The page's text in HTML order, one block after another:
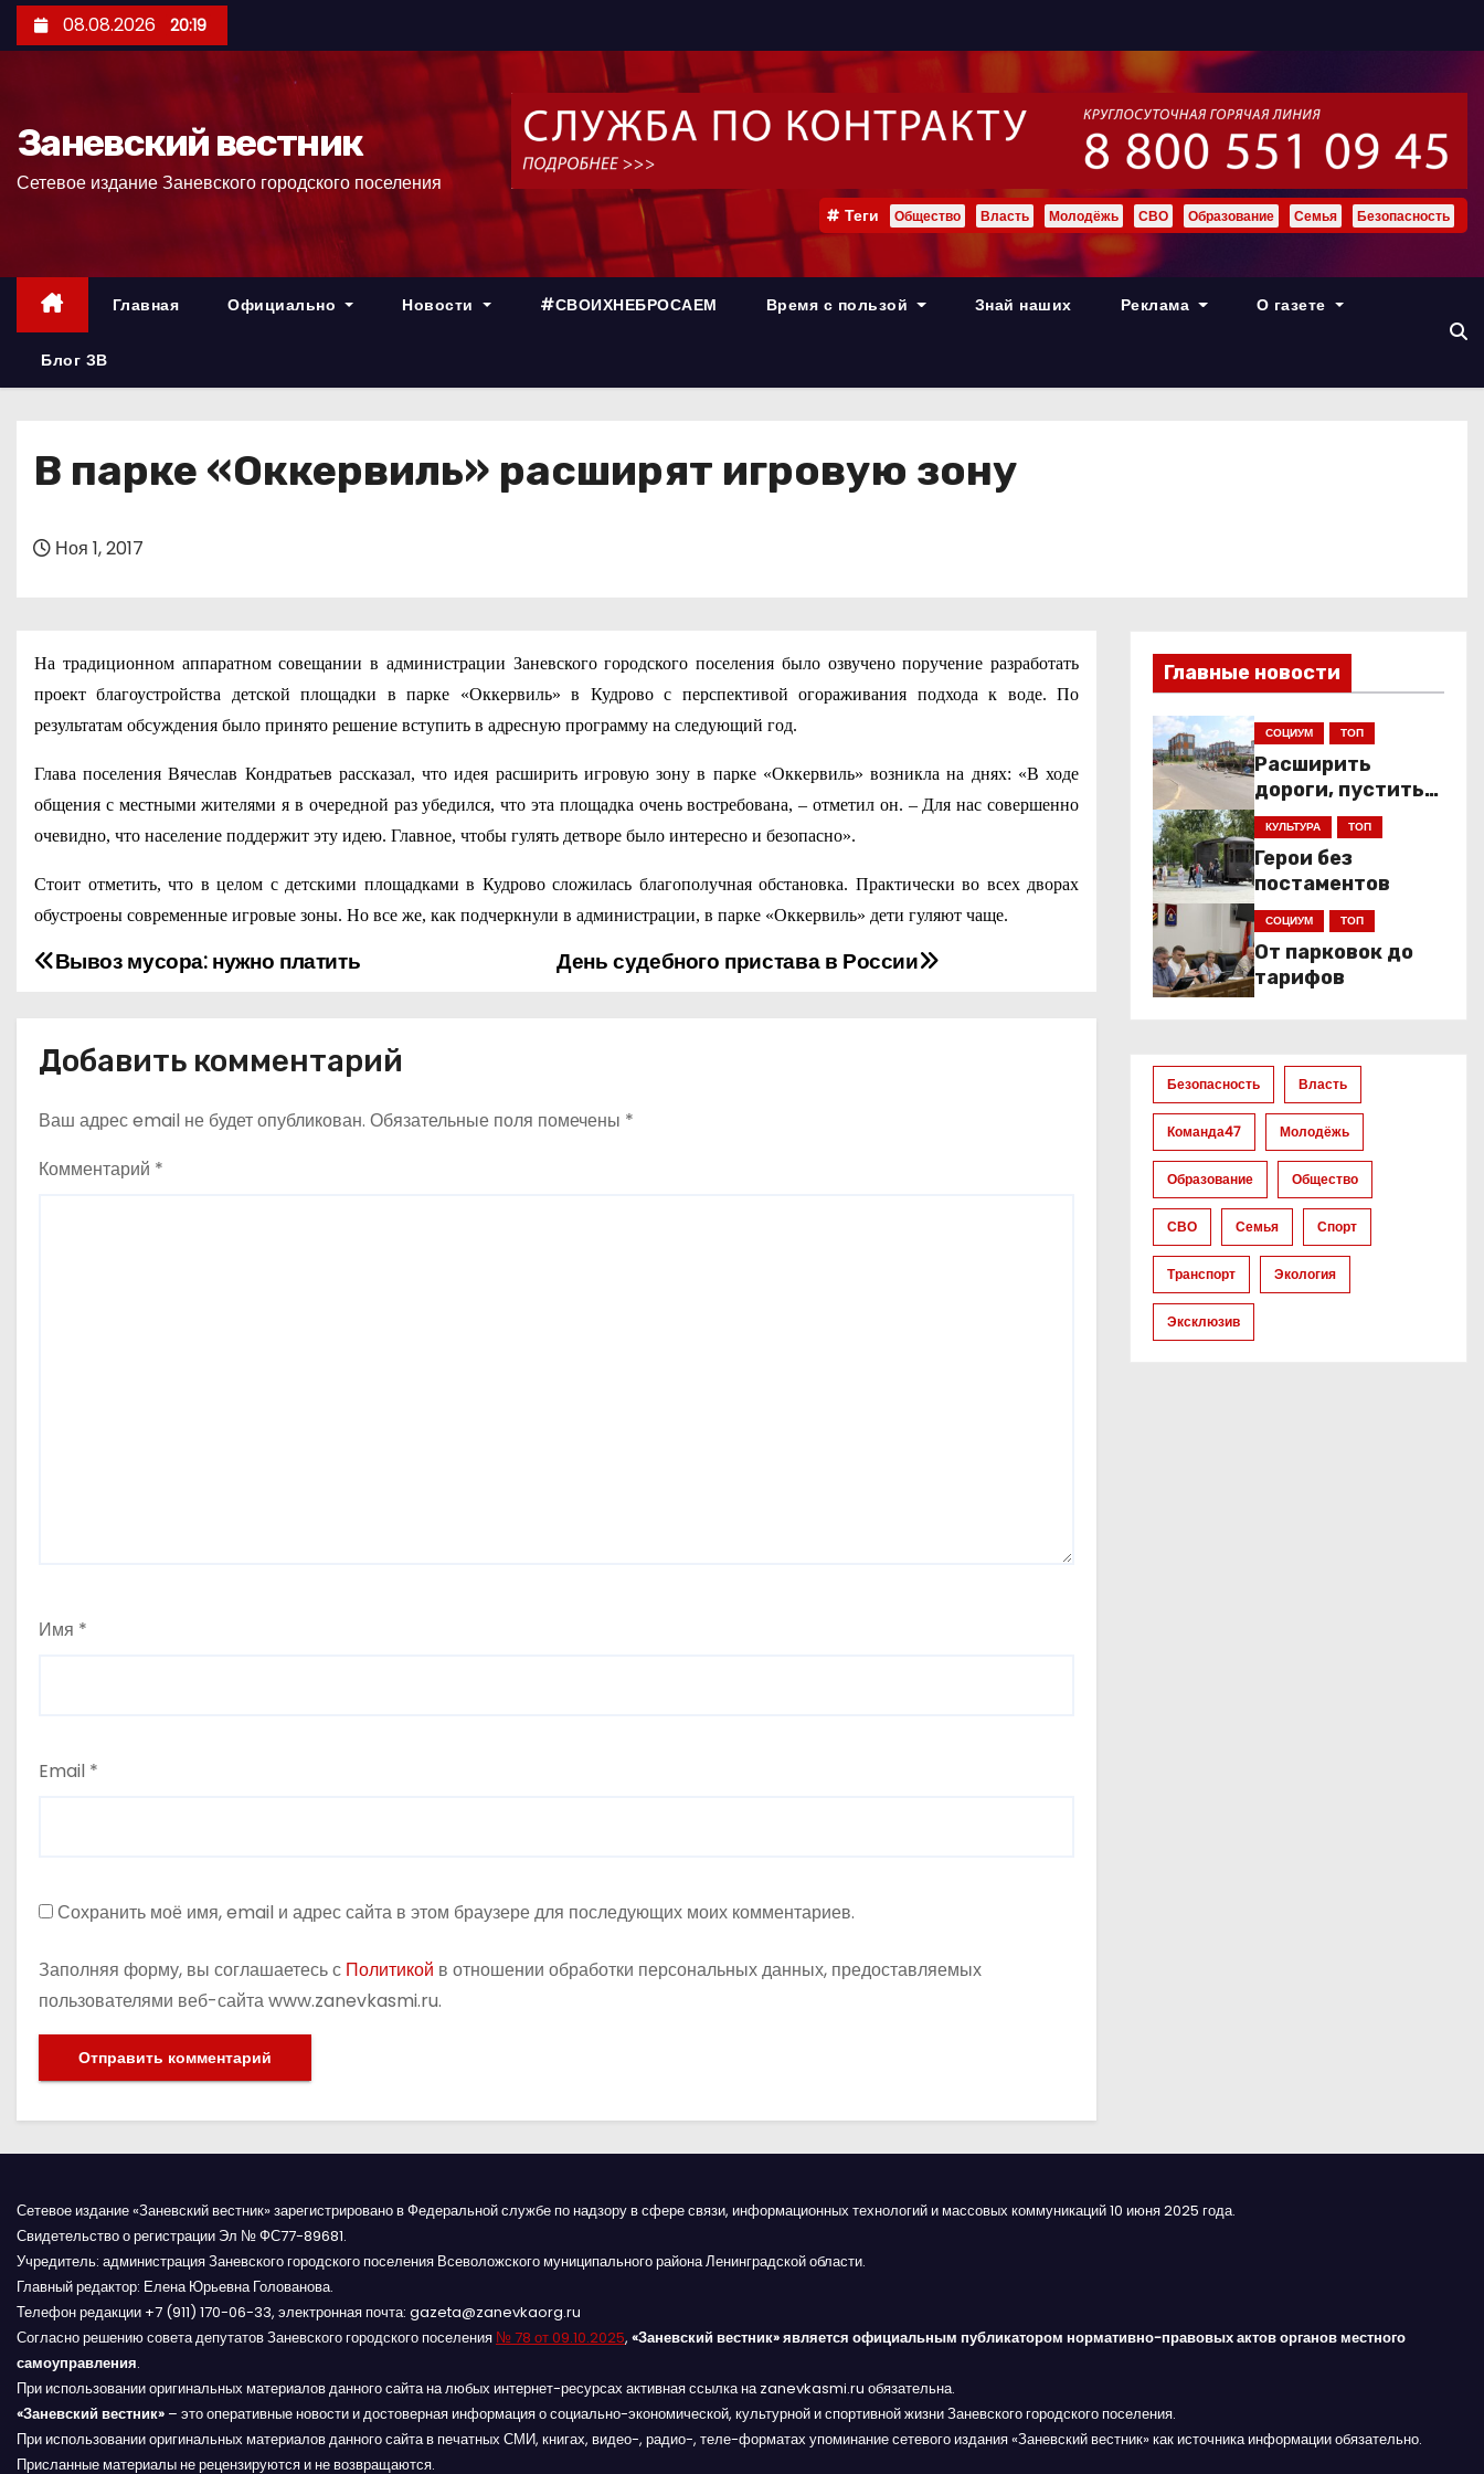
е
р
08.08.2026 20:19
Заневский вестник
Сетевое издание Заневского городского поселения
Теги Общество Власть Молодёжь СВО Образование Семья Безопасность
Главная Официально Новости #СВОИХНЕБРОСАЕМ Время с пользой Знай наших Реклама О газете
Блог ЗВ
В парке «Оккервиль» расширят игровую зону
Ноя 1, 2017
На традиционном аппаратном совещании в администрации Заневского городского поселения было озвучено поручение разработать
проект благоустройства детской площадки в парке «Оккервиль» в Кудрово с перспективой огораживания подхода к воде. По
результатам обсуждения было принято решение вступить в адресную программу на следующий год.
Глава поселения Вячеслав Кондратьев рассказал, что идея расширить игровую зону в парке «Оккервиль» возникла на днях: «В ходе
общения с местными жителями я в очередной раз убедился, что эта площадка очень востребована, – отметил он. – Для нас совершенно
очевидно, что население поддержит эту идею. Главное, чтобы гулять детворе было интересно и безопасно».
Стоит отметить, что в целом с детскими площадками в Кудрово сложилась благополучная обстановка. Практически во всех дворах
обустроены современные игровые зоны. Но все же, как подчеркнули в администрации, в парке «Оккервиль» дети гуляют чаще.
Н
в
и
г
и
м
День судебного пристава в России
Вывоз мусора: нужно платить
Добавить комментарий
Ваш адрес email не будет опубликован. Обязательные поля помечены *
Комментарий *
Имя *
Email *
Сохранить моё имя, email и адрес сайта в этом браузере для последующих моих комментариев.
Заполняя форму, вы соглашаетесь с Политикой в отношении обработки персональных данных, предоставляемых
пользователями веб-сайта www.zanevkasmi.ru.
Главные новости
СОЦИУМ ТОП
Расширить
дороги, пустить
низкопольники
КУЛЬТУРА ТОП
Герои без
постаментов
СОЦИУМ ТОП
От парковок до
тарифов
Безопасность Власть
Команда47 Молодёжь
Образование Общество
СВО Семья Спорт
Транспорт Экология
Эксклюзив
Сетевое издание «Заневский вестник» зарегистрировано в Федеральной службе по надзору в сфере связи, информационных технологий и массовых коммуникаций 10 июня 2025 года.
Свидетельство о регистрации Эл № ФС77-89681.
Учредитель: администрация Заневского городского поселения Всеволожского муниципального района Ленинградской области.
Главный редактор: Елена Юрьевна Голованова.
Телефон редакции +7 (911) 170-06-33, электронная почта: gazeta@zanevkaorg.ru
Согласно решению совета депутатов Заневского городского поселения № 78 от 09.10.2025, «Заневский вестник» является официальным публикатором нормативно-правовых актов органов местного
самоуправления.
При использовании оригинальных материалов данного сайта на любых интернет-ресурсах активная ссылка на zanevkasmi.ru обязательна.
«Заневский вестник» – это оперативные новости и достоверная информация о социально-экономической, культурной и спортивной жизни Заневского городского поселения.
При использовании оригинальных материалов данного сайта в печатных СМИ, книгах, видео-, радио-, теле-форматах упоминание сетевого издания «Заневский вестник» как источника информации обязательно.
Присланные материалы не рецензируются и не возвращаются.